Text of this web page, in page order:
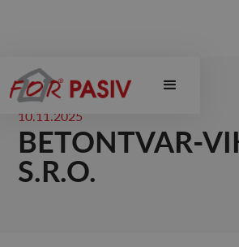
10.11.2025
BETONTVAR-
S.R.O.